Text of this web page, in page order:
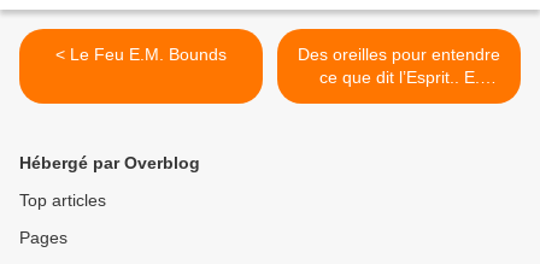
< Le Feu E.M. Bounds
Des oreilles pour entendre
ce que dit l’Esprit.. E.
Collard >
Hébergé par Overblog
Top articles
Pages